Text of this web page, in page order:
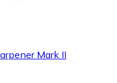
Mark II